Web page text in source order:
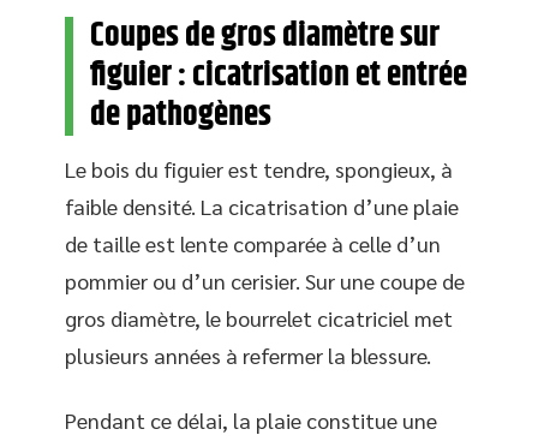
Coupes de gros diamètre sur
figuier : cicatrisation et entrée
de pathogènes
Le bois du figuier est tendre, spongieux, à
faible densité. La cicatrisation d’une plaie
de taille est lente comparée à celle d’un
pommier ou d’un cerisier. Sur une coupe de
gros diamètre, le bourrelet cicatriciel met
plusieurs années à refermer la blessure.
Pendant ce délai, la plaie constitue une